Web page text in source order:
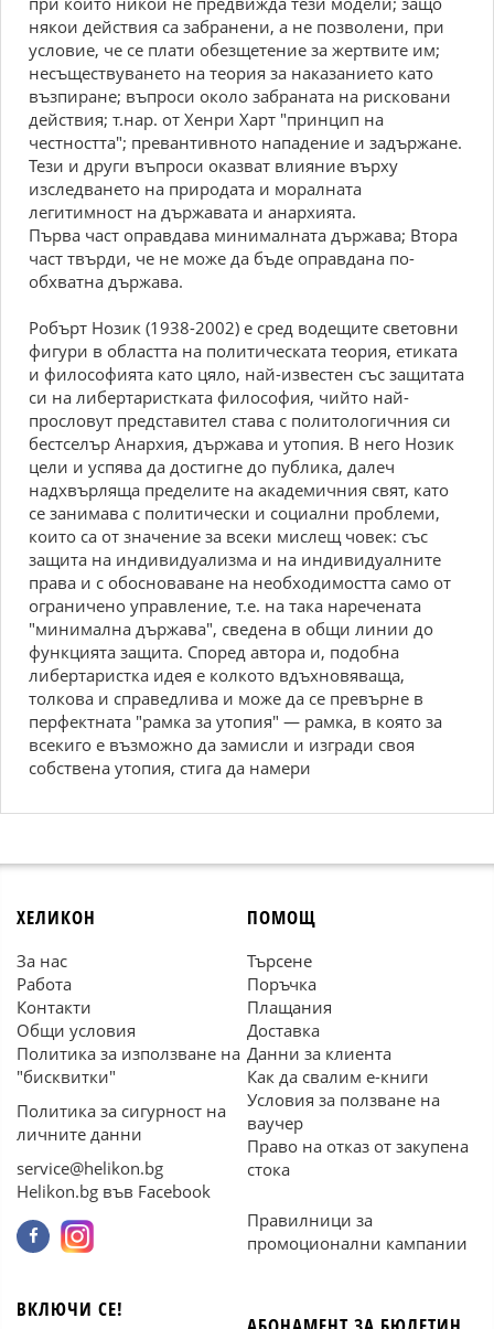
някои действия са забранени, а не позволени, при
условие, че се плати обезщетение за жертвите им;
несъществуването на теория за наказанието като
възпиране; въпроси около забраната на рисковани
действия; т.нар. от Хенри Харт "принцип на
честността"; превантивното нападение и задържане.
Тези и други въпроси оказват влияние върху
изследването на природата и моралната
легитимност на държавата и анархията.
Първа част оправдава минималната държава; Втора
част твърди, че не може да бъде оправдана по-
обхватна държава.
Робърт Нозик (1938-2002) е сред водещите световни
фигури в областта на политическата теория, етиката
и философията като цяло, най-известен със защитата
си на либертаристката философия, чийто най-
прословут представител става с политологичния си
бестселър Анархия, държава и утопия. В него Нозик
цели и успява да достигне до публика, далеч
надхвърляща пределите на академичния свят, като
се занимава с политически и социални проблеми,
които са от значение за всеки мислещ човек: със
защита на индивидуализма и на индивидуалните
права и с обосноваване на необходимостта само от
ограничено управление, т.е. на така наречената
"минимална държава", сведена в общи линии до
функцията защита. Според автора и, подобна
либертаристка идея е колкото вдъхновяваща,
толкова и справедлива и може да се превърне в
перфектната "рамка за утопия" — рамка, в която за
всекиго е възможно да замисли и изгради своя
собствена утопия, стига да намери
ХЕЛИКОН
За нас
Работа
Контакти
Общи условия
Политика за използване на
"бисквитки"
Политика за сигурност на
личните данни
service@helikon.bg
Helikon.bg във Facebook
ПОМОЩ
Търсене
Поръчка
Плащания
Доставка
Данни за клиента
Как да свалим е-книги
Условия за ползване на
ваучер
Право на отказ от закупена
стока
Правилници за
промоционални кампании
ВКЛЮЧИ СЕ!